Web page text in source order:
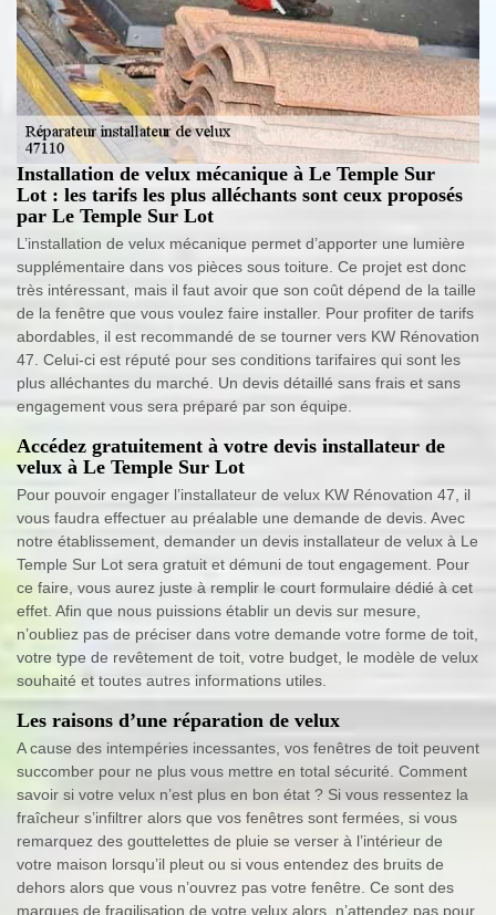
Installation de velux mécanique à Le Temple Sur
Lot : les tarifs les plus alléchants sont ceux proposés
par Le Temple Sur Lot
L’installation de velux mécanique permet d’apporter une lumière
supplémentaire dans vos pièces sous toiture. Ce projet est donc
très intéressant, mais il faut avoir que son coût dépend de la taille
de la fenêtre que vous voulez faire installer. Pour profiter de tarifs
abordables, il est recommandé de se tourner vers KW Rénovation
47. Celui-ci est réputé pour ses conditions tarifaires qui sont les
plus alléchantes du marché. Un devis détaillé sans frais et sans
engagement vous sera préparé par son équipe.
Accédez gratuitement à votre devis installateur de
velux à Le Temple Sur Lot
Pour pouvoir engager l’installateur de velux KW Rénovation 47, il
vous faudra effectuer au préalable une demande de devis. Avec
notre établissement, demander un devis installateur de velux à Le
Temple Sur Lot sera gratuit et démuni de tout engagement. Pour
ce faire, vous aurez juste à remplir le court formulaire dédié à cet
effet. Afin que nous puissions établir un devis sur mesure,
n’oubliez pas de préciser dans votre demande votre forme de toit,
votre type de revêtement de toit, votre budget, le modèle de velux
souhaité et toutes autres informations utiles.
Les raisons d’une réparation de velux
A cause des intempéries incessantes, vos fenêtres de toit peuvent
succomber pour ne plus vous mettre en total sécurité. Comment
savoir si votre velux n’est plus en bon état ? Si vous ressentez la
fraîcheur s’infiltrer alors que vos fenêtres sont fermées, si vous
remarquez des gouttelettes de pluie se verser à l’intérieur de
votre maison lorsqu’il pleut ou si vous entendez des bruits de
dehors alors que vous n’ouvrez pas votre fenêtre. Ce sont des
marques de fragilisation de votre velux alors, n’attendez pas pour